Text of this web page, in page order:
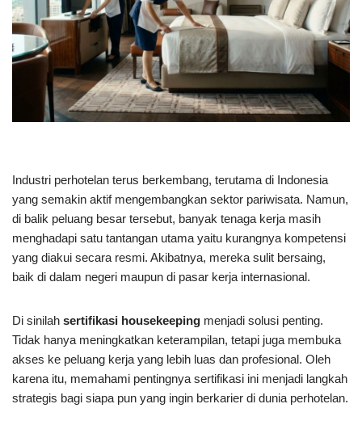
Industri perhotelan terus berkembang, terutama di Indonesia
yang semakin aktif mengembangkan sektor pariwisata. Namun,
di balik peluang besar tersebut, banyak tenaga kerja masih
menghadapi satu tantangan utama yaitu kurangnya kompetensi
yang diakui secara resmi. Akibatnya, mereka sulit bersaing,
baik di dalam negeri maupun di pasar kerja internasional.
Di sinilah sertifikasi housekeeping menjadi solusi penting.
Tidak hanya meningkatkan keterampilan, tetapi juga membuka
akses ke peluang kerja yang lebih luas dan profesional. Oleh
karena itu, memahami pentingnya sertifikasi ini menjadi langkah
strategis bagi siapa pun yang ingin berkarier di dunia perhotelan.